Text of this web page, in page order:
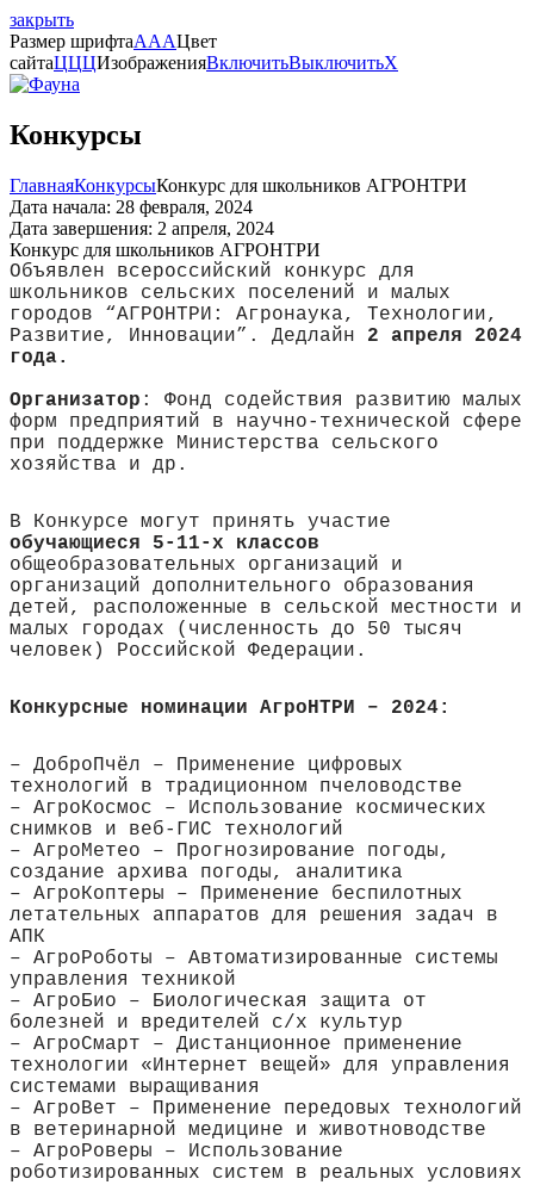
закрыть
Размер шрифтаAAAЦвет
сайтаЦЦЦИзображенияВключитьВыключитьX
Конкурсы
ГлавнаяКонкурсыКонкурс для школьников АГРОНТРИ
Дата начала: 28 февраля, 2024
Дата завершения: 2 апреля, 2024
Конкурс для школьников АГРОНТРИ
Объявлен всероссийский конкурс для
школьников сельских поселений и малых
городов “АГРОНТРИ: Агронаука, Технологии,
Развитие, Инновации”. Дедлайн 2 апреля 2024
года.
Организатор : Фонд содействия развитию малых
форм предприятий в научно-технической сфере
при поддержке Министерства сельского
хозяйства и др.
В Конкурсе могут принять участие
обучающиеся 5-11-х классов
общеобразовательных организаций и
организаций дополнительного образования
детей, расположенные в сельской местности и
малых городах (численность до 50 тысяч
человек) Российской Федерации.
Конкурсные номинации АгроНТРИ – 2024:
– ДоброПчёл – Применение цифровых
технологий в традиционном пчеловодстве
– АгроКосмос – Использование космических
снимков и веб-ГИС технологий
– АгроМетео – Прогнозирование погоды,
создание архива погоды, аналитика
– АгроКоптеры – Применение беспилотных
летательных аппаратов для решения задач в
АПК
– АгроРоботы – Автоматизированные системы
управления техникой
– АгроБио – Биологическая защита от
болезней и вредителей с/х культур
– АгроСмарт – Дистанционное применение
технологии «Интернет вещей» для управления
системами выращивания
– АгроВет – Применение передовых технологий
в ветеринарной медицине и животноводстве
– АгроРоверы – Использование
роботизированных систем в реальных условиях